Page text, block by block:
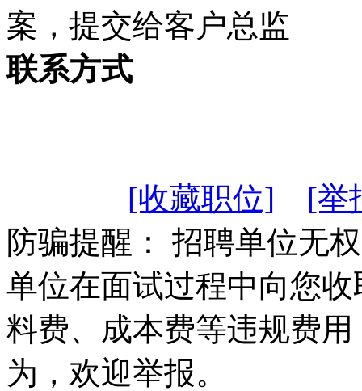
案，提交给客户总监
联系方式
[收藏职位]
[举
防骗提醒： 招聘单位无
单位在面试过程中向您
料费、成本费等违规费
为，欢迎举报。